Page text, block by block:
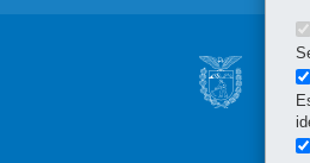
Navegação
principal